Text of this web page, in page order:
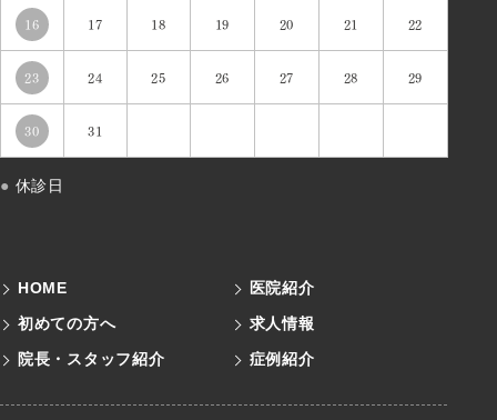
16 17 18 19 20 21 22
23 24 25 26 27 28 29
30 31
● 休診日
HOME
初めての方へ
院長・スタッフ紹介
医院紹介
求人情報
症例紹介